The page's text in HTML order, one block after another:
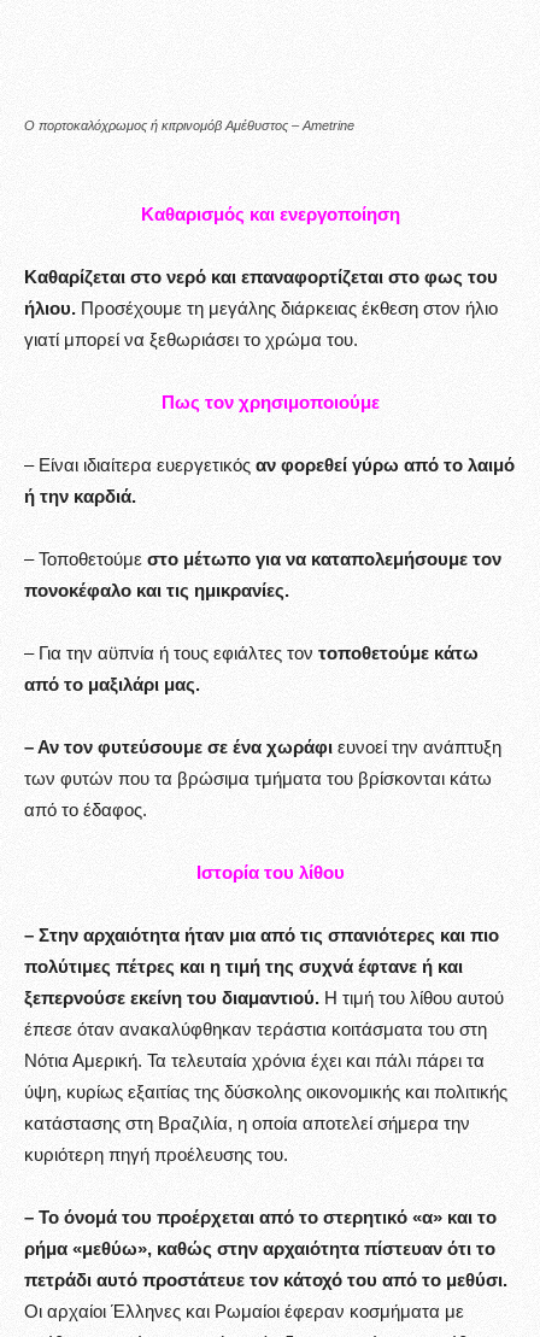
Ο πορτοκαλόχρωμος ή κιτρινομόβ Αμέθυστος – Ametrine
Καθαρισμός και ενεργοποίηση
Καθαρίζεται στο νερό και επαναφορτίζεται στο φως του
ήλιου. Προσέχουμε τη μεγάλης διάρκειας έκθεση στον ήλιο
γιατί μπορεί να ξεθωριάσει το χρώμα του.
Πως τον χρησιμοποιούμε
– Είναι ιδιαίτερα ευεργετικός αν φορεθεί γύρω από το λαιμό
ή την καρδιά.
– Τοποθετούμε στο μέτωπο για να καταπολεμήσουμε τον
πονοκέφαλο και τις ημικρανίες.
– Για την αϋπνία ή τους εφιάλτες τον τοποθετούμε κάτω
από το μαξιλάρι μας.
– Αν τον φυτεύσουμε σε ένα χωράφι ευνοεί την ανάπτυξη
των φυτών που τα βρώσιμα τμήματα του βρίσκονται κάτω
από το έδαφος.
Ιστορία του λίθου
– Στην αρχαιότητα ήταν μια από τις σπανιότερες και πιο
πολύτιμες πέτρες και η τιμή της συχνά έφτανε ή και
ξεπερνούσε εκείνη του διαμαντιού. Η τιμή του λίθου αυτού
έπεσε όταν ανακαλύφθηκαν τεράστια κοιτάσματα του στη
Νότια Αμερική. Τα τελευταία χρόνια έχει και πάλι πάρει τα
ύψη, κυρίως εξαιτίας της δύσκολης οικονομικής και πολιτικής
κατάστασης στη Βραζιλία, η οποία αποτελεί σήμερα την
κυριότερη πηγή προέλευσης του.
– Το όνομά του προέρχεται από το στερητικό «α» και το
ρήμα «μεθύω», καθώς στην αρχαιότητα πίστευαν ότι το
πετράδι αυτό προστάτευε τον κάτοχό του από το μεθύσι.
Οι αρχαίοι Έλληνες και Ρωμαίοι έφεραν κοσμήματα με